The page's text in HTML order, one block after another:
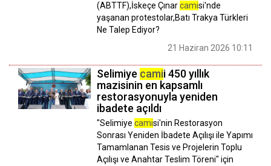
(ABTTF),İskeçe Çınarcamisi'nde
yaşanan protestolar,Batı Trakya Türkleri
Ne Talep Ediyor?
21 Haziran 2026 10:11
Selimiye camii 450 yıllık
mazisinin en kapsamlı
restorasyonuyla yeniden
ibadete açıldı
"Selimiye camisi'nin Restorasyon
Sonrası Yeniden İbadete Açılışı ile Yapımı
Tamamlanan Tesis ve Projelerin Toplu
Açılışı ve Anahtar Teslim Töreni" için